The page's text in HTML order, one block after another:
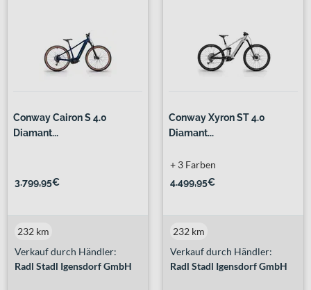
Conway Cairon S 4.0
Diamant...
3.799,95€
Verkauf durch Händler:
Radl Stadl Igensdorf GmbH
232 km
Conway Xyron ST 4.0
Diamant...
4.499,95€
+ 3 Farben
Verkauf durch Händler:
Radl Stadl Igensdorf GmbH
232 km